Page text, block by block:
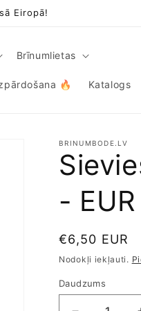
Eiropā!
Brīnumlietas
🔥 Katalogs
BRINUMBODE.LV
-
Parastā
cena
€6,50 EUR
Nodokļi iekļauti.
Daudzums